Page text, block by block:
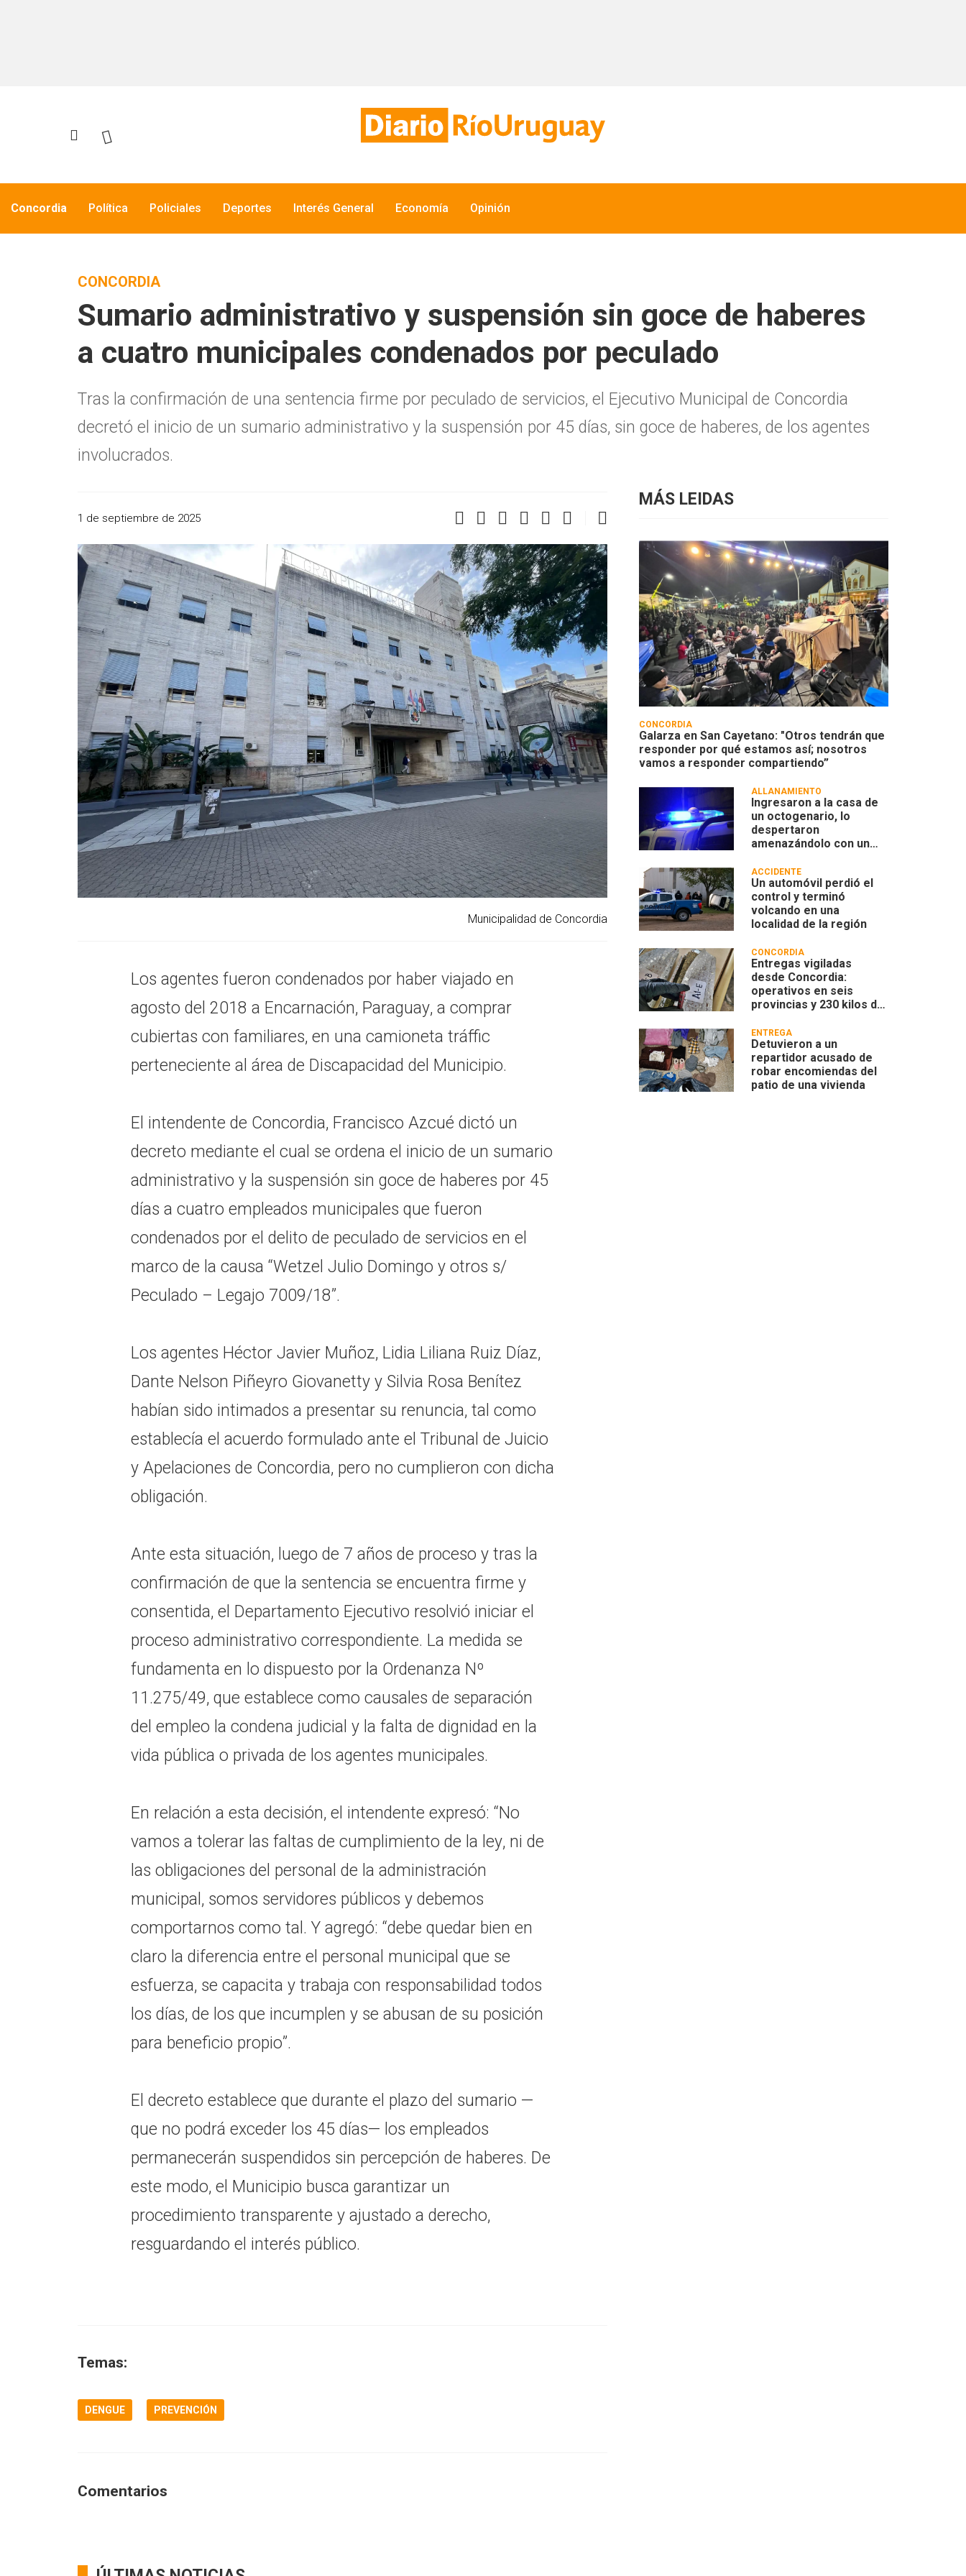
Concordia Política Policiales Deportes Interés General Economía Opinión
CONCORDIA
Sumario administrativo y suspensión sin goce de haberes
a cuatro municipales condenados por peculado
Tras la confirmación de una sentencia firme por peculado de servicios, el Ejecutivo Municipal de Concordia
decretó el inicio de un sumario administrativo y la suspensión por 45 días, sin goce de haberes, de los agentes
involucrados.
1 de septiembre de 2025
Municipalidad de Concordia
Los agentes fueron condenados por haber viajado en
agosto del 2018 a Encarnación, Paraguay, a comprar
cubiertas con familiares, en una camioneta tráffic
perteneciente al área de Discapacidad del Municipio.
El intendente de Concordia, Francisco Azcué dictó un
decreto mediante el cual se ordena el inicio de un sumario
administrativo y la suspensión sin goce de haberes por 45
días a cuatro empleados municipales que fueron
condenados por el delito de peculado de servicios en el
marco de la causa “Wetzel Julio Domingo y otros s/
Peculado – Legajo 7009/18”.
Los agentes Héctor Javier Muñoz, Lidia Liliana Ruiz Díaz,
Dante Nelson Piñeyro Giovanetty y Silvia Rosa Benítez
habían sido intimados a presentar su renuncia, tal como
establecía el acuerdo formulado ante el Tribunal de Juicio
y Apelaciones de Concordia, pero no cumplieron con dicha
obligación.
Ante esta situación, luego de 7 años de proceso y tras la
confirmación de que la sentencia se encuentra firme y
consentida, el Departamento Ejecutivo resolvió iniciar el
proceso administrativo correspondiente. La medida se
fundamenta en lo dispuesto por la Ordenanza Nº
11.275/49, que establece como causales de separación
del empleo la condena judicial y la falta de dignidad en la
vida pública o privada de los agentes municipales.
En relación a esta decisión, el intendente expresó: “No
vamos a tolerar las faltas de cumplimiento de la ley, ni de
las obligaciones del personal de la administración
municipal, somos servidores públicos y debemos
comportarnos como tal. Y agregó: “debe quedar bien en
claro la diferencia entre el personal municipal que se
esfuerza, se capacita y trabaja con responsabilidad todos
los días, de los que incumplen y se abusan de su posición
para beneficio propio”.
El decreto establece que durante el plazo del sumario —
que no podrá exceder los 45 días— los empleados
permanecerán suspendidos sin percepción de haberes. De
este modo, el Municipio busca garantizar un
procedimiento transparente y ajustado a derecho,
resguardando el interés público.
Temas:
DENGUE PREVENCIÓN
MÁS LEIDAS
CONCORDIA
Galarza en San Cayetano: "Otros tendrán que
responder por qué estamos así; nosotros
vamos a responder compartiendo”
ALLANAMIENTO
Ingresaron a la casa de
un octogenario, lo
despertaron
amenazándolo con un
robaron
ACCIDENTE
Un automóvil perdió el
control y terminó
volcando en una
localidad de la región
CONCORDIA
Entregas vigiladas
desde Concordia:
operativos en seis
provincias y 230 kilos de
ENTREGA
Detuvieron a un
repartidor acusado de
robar encomiendas del
patio de una vivienda
Comentarios